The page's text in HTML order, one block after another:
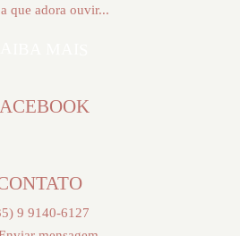
que adora ouvir...
9 9140-6127